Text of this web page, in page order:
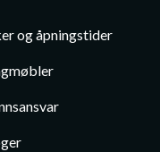
og åpningstider